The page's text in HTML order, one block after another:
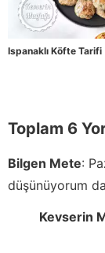
Ispanaklı Köfte Tarifi
Toplam 6
Bilgen Mete:
düşünüyorum
Kevserin